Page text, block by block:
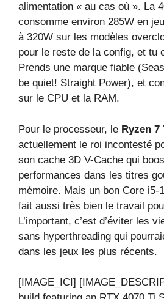
alimentation « au cas où ». La
consomme environ 285W en
à 320W sur les modèles
pour le reste de la config, et tu
Prends une marque fiable
be quiet! Straight Power), et
sur le CPU et la RAM.
Pour le processeur, le Ryzen 7
actuellement le roi incontesté
son cache 3D V-Cache qui
performances dans les titres
mémoire. Mais un bon Core i5-
fait aussi très bien le travail
L’important, c’est d’éviter les
sans hyperthreading qui
dans les jeux les plus récents.
[IMAGE_ICI]